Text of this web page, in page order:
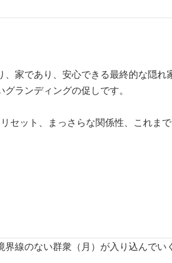
家であり、安心できる最終的な隠
ランディングの促しです。
セット、まっさらな関係性、これま
線のない群衆（月）が入り込んでい